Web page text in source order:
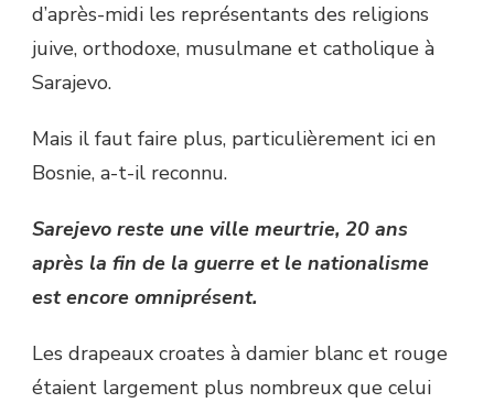
d’après-midi les représentants des religions
juive, orthodoxe, musulmane et catholique à
Sarajevo.
Mais il faut faire plus, particulièrement ici en
Bosnie, a-t-il reconnu.
Sarejevo reste une ville meurtrie, 20 ans
après la fin de la guerre et le nationalisme
est encore omniprésent.
Les drapeaux croates à damier blanc et rouge
étaient largement plus nombreux que celui